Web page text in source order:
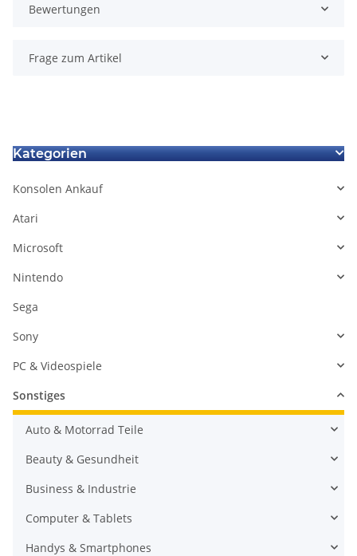
Bewertungen
Frage zum Artikel
Kategorien
Konsolen Ankauf
Atari
Microsoft
Nintendo
Sega
Sony
PC & Videospiele
Sonstiges
Auto & Motorrad Teile
Beauty & Gesundheit
Business & Industrie
Computer & Tablets
Handys & Smartphones